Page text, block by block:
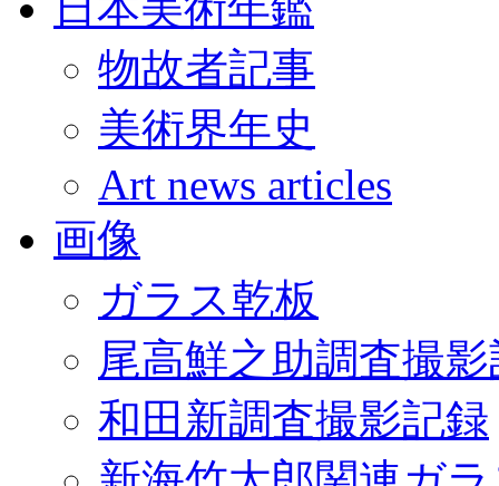
物故者記事
美術界年史
Art news articles
画像
ガラス乾板
尾高鮮之助調査撮
和田新調査撮影記録